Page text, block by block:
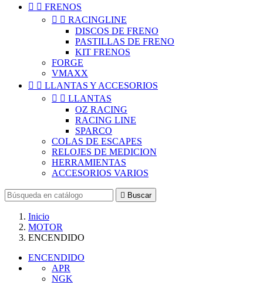
  FRENOS
  RACINGLINE
DISCOS DE FRENO
PASTILLAS DE FRENO
KIT FRENOS
FORGE
VMAXX
  LLANTAS Y ACCESORIOS
  LLANTAS
OZ RACING
RACING LINE
SPARCO
COLAS DE ESCAPES
RELOJES DE MEDICION
HERRAMIENTAS
ACCESORIOS VARIOS
 Buscar
Inicio
MOTOR
ENCENDIDO
ENCENDIDO
APR
NGK